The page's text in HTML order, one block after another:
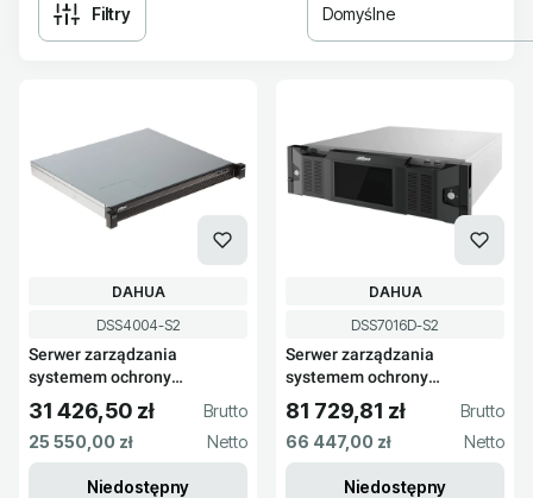
Filtry Domyślne
Kod produktu
DSS4004-S2
Serwer zarządzania
systemem ochrony
DSS4004-S2
PRODUCENT
DAHUA
Cena brutto
31 426,50 zł
Cena netto
25 550,00 zł
Niedostępny
Kod produktu
DSS7016D-S2
Serwer zarządzania
systemem ochrony
DSS7016D-S2
PRODUCENT
DAHUA
Cena brutto
81 729,81 zł
Cena netto
66 447,00 zł
Niedostępny